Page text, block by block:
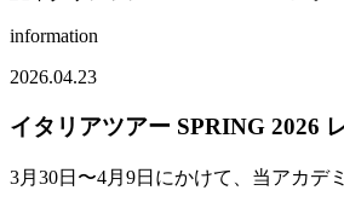
information
2026.04.23
イタリアツアー SPRING 2026
3月30日〜4月9日にかけて、当アカ